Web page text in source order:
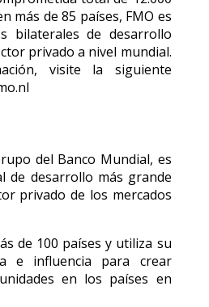
más de 85 países, FMO es
bilaterales de desarrollo
privado a nivel mundial.
visite la siguiente
del Banco Mundial, es
de desarrollo más grande
privado de los mercados
de 100 países y utiliza su
e influencia para crear
en los países en